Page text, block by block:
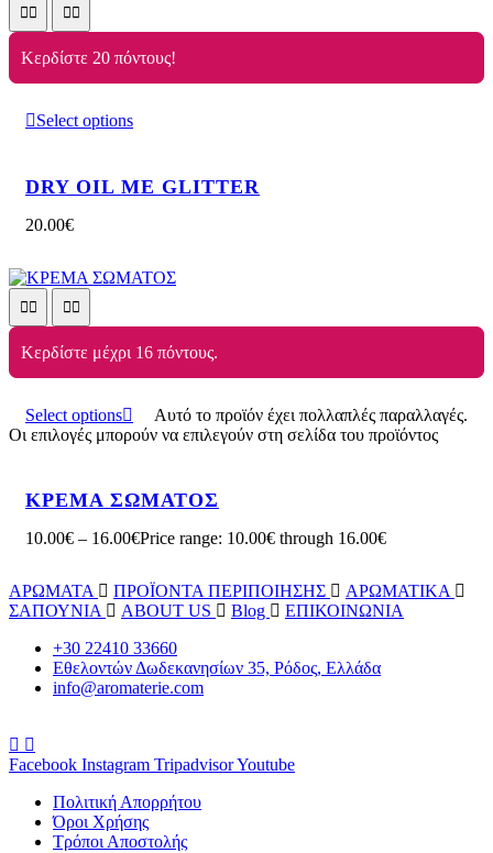
Κερδίστε 20 πόντους!
Select options
DRY OIL ΜΕ GLITTER
20.00€
Κερδίστε μέχρι 16 πόντους.
Select options
Αυτό το προϊόν έχει πολλαπλές παραλλαγές.
Οι επιλογές μπορούν να επιλεγούν στη σελίδα του προϊόντος
ΚΡΕΜΑ ΣΩΜΑΤΟΣ
10.00€ – 16.00€Price range: 10.00€ through 16.00€
ΑΡΩΜΑΤΑ ΠΡΟΪΟΝΤΑ ΠΕΡΙΠΟΙΗΣΗΣ
ΑΡΩΜΑΤΙΚΑ
ΣΑΠΟΥΝΙΑ
ABOUT US Blog
ΕΠΙΚΟΙΝΩΝΙΑ
+30 22410 33660
Εθελοντών Δωδεκανησίων 35, Ρόδος, Ελλάδα
info@aromaterie.com
Facebook Instagram TripadvisorYoutube
Πολιτική Απορρήτου
Όροι Χρήσης
Τρόποι Αποστολής